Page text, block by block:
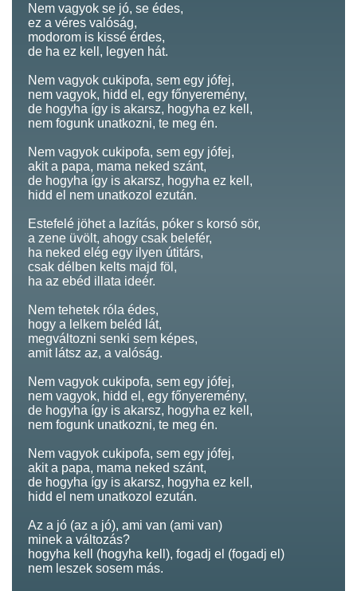
Nem vagyok se jó, se édes,
ez a véres valóság,
modorom is kissé érdes,
de ha ez kell, legyen hát.
Nem vagyok cukipofa, sem egy jófej,
nem vagyok, hidd el, egy főnyeremény,
de hogyha így is akarsz, hogyha ez kell,
nem fogunk unatkozni, te meg én.
Nem vagyok cukipofa, sem egy jófej,
akit a papa, mama neked szánt,
de hogyha így is akarsz, hogyha ez kell,
hidd el nem unatkozol ezután.
Estefelé jöhet a lazítás, póker s korsó sör,
a zene üvölt, ahogy csak belefér,
ha neked elég egy ilyen útitárs,
csak délben kelts majd föl,
ha az ebéd illata ideér.
Nem tehetek róla édes,
hogy a lelkem beléd lát,
megváltozni senki sem képes,
amit látsz az, a valóság.
Nem vagyok cukipofa, sem egy jófej,
nem vagyok, hidd el, egy főnyeremény,
de hogyha így is akarsz, hogyha ez kell,
nem fogunk unatkozni, te meg én.
Nem vagyok cukipofa, sem egy jófej,
akit a papa, mama neked szánt,
de hogyha így is akarsz, hogyha ez kell,
hidd el nem unatkozol ezután.
Az a jó (az a jó), ami van (ami van)
minek a változás?
hogyha kell (hogyha kell), fogadj el (fogadj el)
nem leszek sosem más.